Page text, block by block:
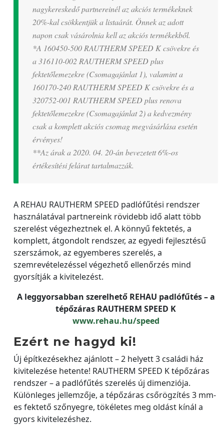
nagykereskedő partnereinél az akciós termékeknek
20%-kal csökkentjük a listaárát. Önnek az adott
napon csak vásárolnia kell az akciós termékekből.
*A 160450-500 RAUTHERM SPEED K csövekre és
a 316110-002 RAUTHERM SPEED plus
fektetőlemezekre (Csomagajánlat 1), valamint a
160170-240 RAUTHERM SPEED K csövekre és a
320752-001 RAUTHERM SPEED plus renova
fektetőlemezekre (Csomagajánlat 2) a kedvezmény
csak a komplett akciós csomag megvásárlása esetén
érvényes!
**Az árak a 2020. 04. 20-án bevezetett 6%-os
értékesítési felárat tartalmazzák.
A REHAU RAUTHERM SPEED padlófűtési rendszer
használatával partnereink rövidebb idő alatt több
szerelést végezheztnek el. A könnyű fektetés, a
komplett, átgondolt rendszer, az egyedi fejlesztésű
szerszámok, az egyemberes szerelés, a
szemrevételezéssel végezhető ellenőrzés mind
gyorsítják a kivitelezést.
A leggyorsabban szerelhető REHAU padlófűtés – a
tépőzáras RAUTHERM SPEED K
www.rehau.hu/speed
Ezért ne hagyd ki!
Új építkezésekhez ajánlott – 2 helyett 3 családi ház
kivitelezése hetente! RAUTHERM SPEED K tépőzáras
rendszer – a padlófűtés szerelés új dimenziója.
Különleges jellemzője, a tépőzáras csőrögzítés 3 mm-
es fektető szőnyegre, tökéletes meg oldást kínál a
gyors kivitelezéshez.